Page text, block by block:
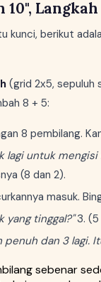
kunci, berikut
(grid 2x5, sepuluh
8 + 5:
8 pembilang.
lagi untuk mengisi
(8 dan 2).
masuk.
yang tinggal?"3. (5
dan 3 lagi.
sebenar